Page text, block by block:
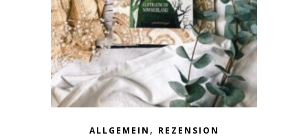
ALLGEMEIN , REZENSION